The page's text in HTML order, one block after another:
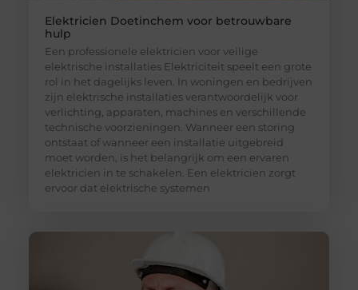
Elektricien Doetinchem voor betrouwbare
hulp
Een professionele elektricien voor veilige
elektrische installaties Elektriciteit speelt een grote
rol in het dagelijks leven. In woningen en bedrijven
zijn elektrische installaties verantwoordelijk voor
verlichting, apparaten, machines en verschillende
technische voorzieningen. Wanneer een storing
ontstaat of wanneer een installatie uitgebreid
moet worden, is het belangrijk om een ervaren
elektricien in te schakelen. Een elektricien zorgt
ervoor dat elektrische systemen